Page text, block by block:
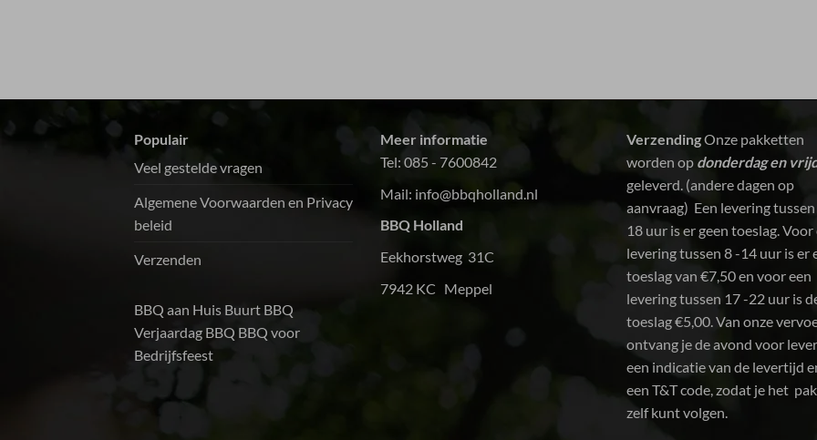
Populair
Veel gestelde vragen
Algemene Voorwaarden en Privacy
beleid
Verzenden
BBQ aan Huis Buurt BBQ
Verjaardag BBQ BBQ voor
Bedrijfsfeest
Meer informatie
Tel: 085 - 7600842
Mail: info@bbqholland.nl
BBQ Holland
Eekhorstweg 31C
7942 KC Meppel
VerzendingOnze pakketten
worden op donderdag en
geleverd. (andere dagen op
aanvraag) Een levering
18 uur is er geen toeslag. Voor
levering tussen 8 -14 uur is er
toeslag van €7,50 en voor een
levering tussen 17 -22 uur is
toeslag €5,00. Van onze
ontvang je de avond voor
een indicatie van de levertijd
een T&T code, zodat je het
zelf kunt volgen.